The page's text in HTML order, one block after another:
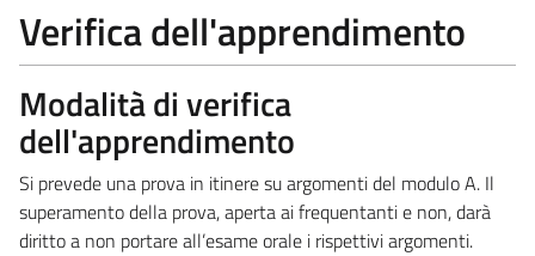
Verifica dell'apprendimento
Modalità di verifica
dell'apprendimento
Si prevede una prova in itinere su argomenti del modulo A. Il
superamento della prova, aperta ai frequentanti e non, darà
diritto a non portare all’esame orale i rispettivi argomenti.